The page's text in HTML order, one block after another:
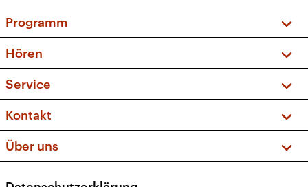
Programm
Sendungen und Podcasts
Musikliste
Kakadu – Das Kinderprogramm
Hören
Frequenzen (UKW + DAB+)
Service
FAQ
Apps
Newsletter
Kontakt
Social Media
Über uns